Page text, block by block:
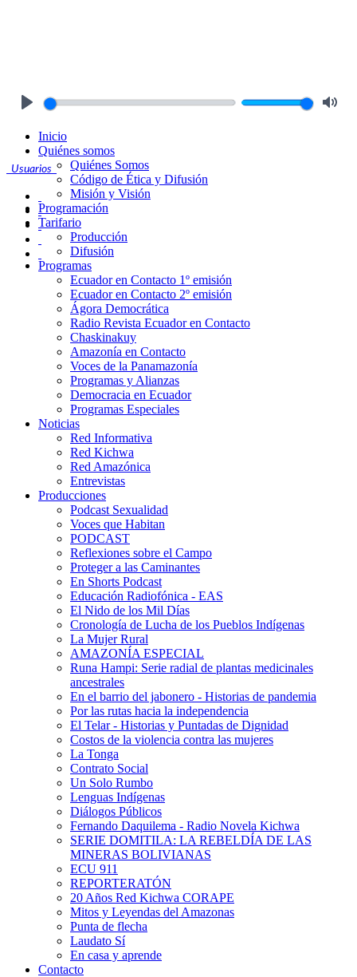
Usuarios
Inicio
Quiénes somos
Quiénes Somos
Código de Ética y Difusión
Misión y Visión
Programación
Tarifario
Producción
Difusión
Programas
Ecuador en Contacto 1º emisión
Ecuador en Contacto 2º emisión
Ágora Democrática
Radio Revista Ecuador en Contacto
Chaskinakuy
Amazonía en Contacto
Voces de la Panamazonía
Programas y Alianzas
Democracia en Ecuador
Programas Especiales
Noticias
Red Informativa
Red Kichwa
Red Amazónica
Entrevistas
Producciones
Podcast Sexualidad
Voces que Habitan
PODCAST
Reflexiones sobre el Campo
Proteger a las Caminantes
En Shorts Podcast
Educación Radiofónica - EAS
El Nido de los Mil Días
Cronología de Lucha de los Pueblos Indígenas
La Mujer Rural
AMAZONÍA ESPECIAL
Runa Hampi: Serie radial de plantas medicinales
ancestrales
En el barrio del jabonero - Historias de pandemia
Por las rutas hacia la independencia
El Telar - Historias y Puntadas de Dignidad
Costos de la violencia contra las mujeres
La Tonga
Contrato Social
Un Solo Rumbo
Lenguas Indígenas
Diálogos Públicos
Fernando Daquilema - Radio Novela Kichwa
SERIE DOMITILA: LA REBELDÍA DE LAS
MINERAS BOLIVIANAS
ECU 911
REPORTERATÓN
20 Años Red Kichwa CORAPE
Mitos y Leyendas del Amazonas
Punta de flecha
Laudato Sí
En casa y aprende
Contacto